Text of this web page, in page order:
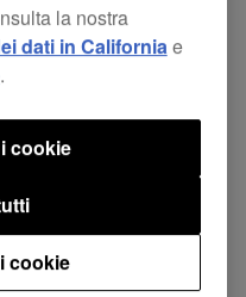
2ch 1 USB-C
la nostra
dati in Californiae
.
cookie
cookie